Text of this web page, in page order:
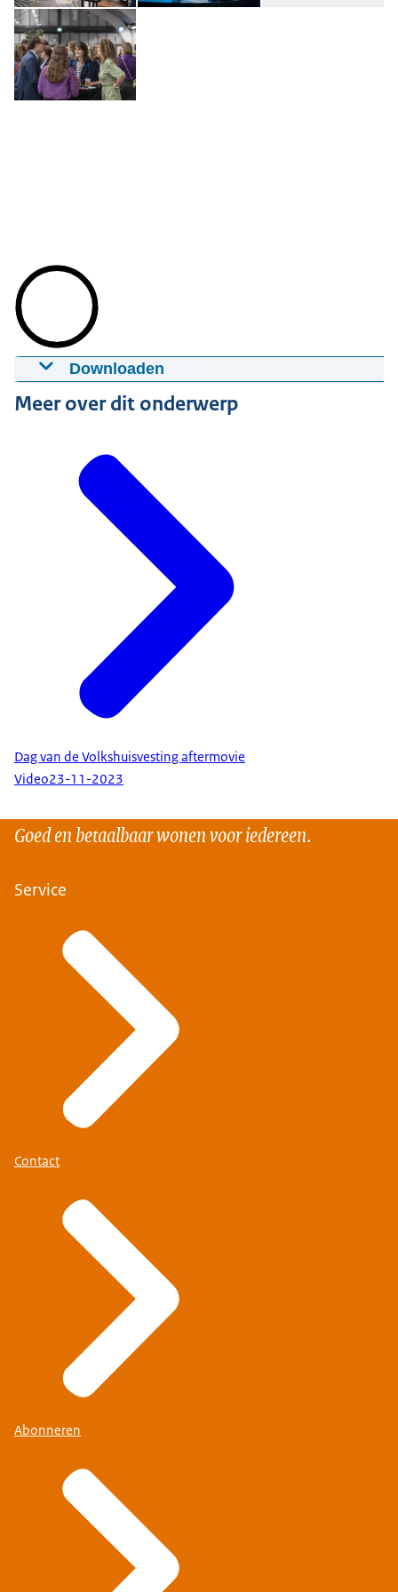
Open de galerij in vergrote weergave
Downloaden
Dag van de Volkshuisvesting aftermovie
23-11-202303:19 mp4 44.5 MB
Meer over dit onderwerp
Dag van de Volkshuisvesting aftermovie
Video23-11-2023
Goed en betaalbaar wonen voor iedereen.
Service
Contact
Abonneren